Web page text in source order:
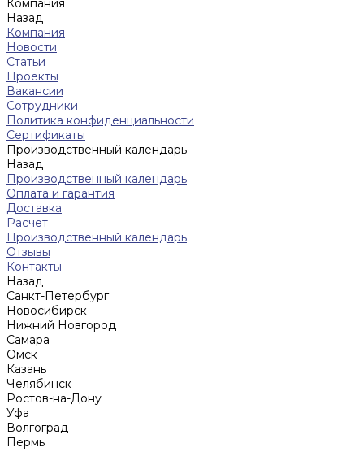
Компания
Назад
Компания
Новости
Статьи
Проекты
Вакансии
Сотрудники
Политика конфиденциальности
Сертификаты
Производственный календарь
Назад
Производственный календарь
Оплата и гарантия
Доставка
Расчет
Производственный календарь
Отзывы
Контакты
Назад
Санкт-Петербург
Новосибирск
Нижний Новгород
Cамара
Омск
Казань
Челябинск
Ростов-на-Дону
Уфа
Волгоград
Пермь